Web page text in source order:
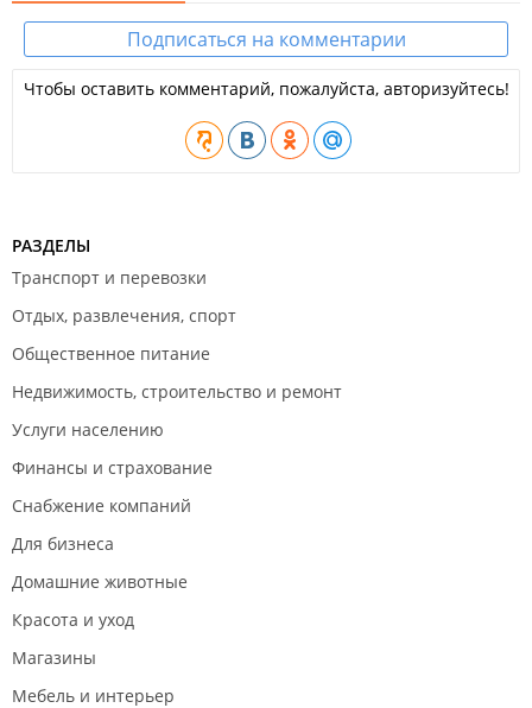
Подписаться на комментарии
Чтобы оставить комментарий, пожалуйста, авторизуйтесь!
РАЗДЕЛЫ
Транспорт и перевозки
Отдых, развлечения, спорт
Общественное питание
Недвижимость, строительство и ремонт
Услуги населению
Финансы и страхование
Снабжение компаний
Для бизнеса
Домашние животные
Красота и уход
Магазины
Мебель и интерьер